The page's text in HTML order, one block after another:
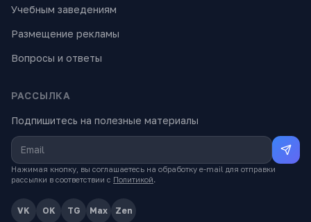
Учебным заведениям
Размещение рекламы
Вопросы и ответы
РАССЫЛКА
Подпишитесь на полезные материалы
Нажимая кнопку, вы соглашаетесь на обработку e-mail для отправки
рассылки в соответствии с Политикой.
VK OK TG Max Zen